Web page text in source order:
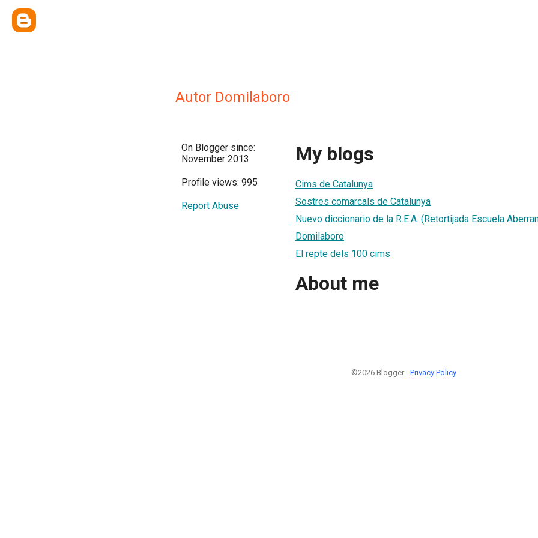
Autor Domilaboro
On Blogger since:
November 2013
Profile views: 995
Report Abuse
My blogs
Cims de Catalunya
Sostres comarcals de Catalunya
Nuevo diccionario de la R.E.A. (Retortijada Escuela
Domilaboro
El repte dels 100 cims
About me
©2026 Blogger - Privacy Policy